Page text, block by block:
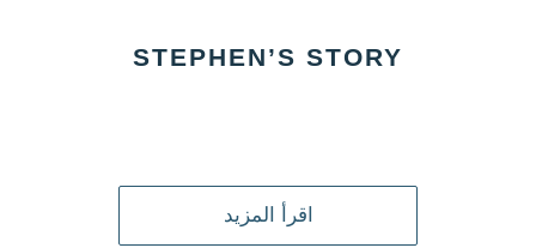
STEPHEN’S STORY
اقرأ المزيد